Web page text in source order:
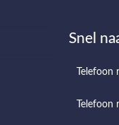
Snel